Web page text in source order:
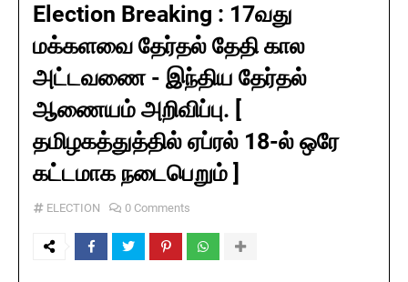
Election Breaking : 17வது
மக்களவை தேர்தல் தேதி கால
அட்டவணை - இந்திய தேர்தல்
ஆணையம் அறிவிப்பு. [
தமிழகத்துத்தில் ஏப்ரல் 18-ல் ஒரே
கட்டமாக நடைபெறும் ]
ELECTION 0 Comments